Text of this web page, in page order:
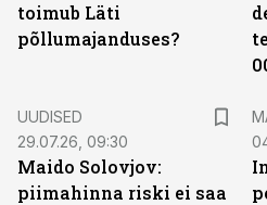
toimub Läti
põllumajanduses?
UUDISED
29.07.26, 09:30
Maido Solovjov:
piimahinna riski ei saa